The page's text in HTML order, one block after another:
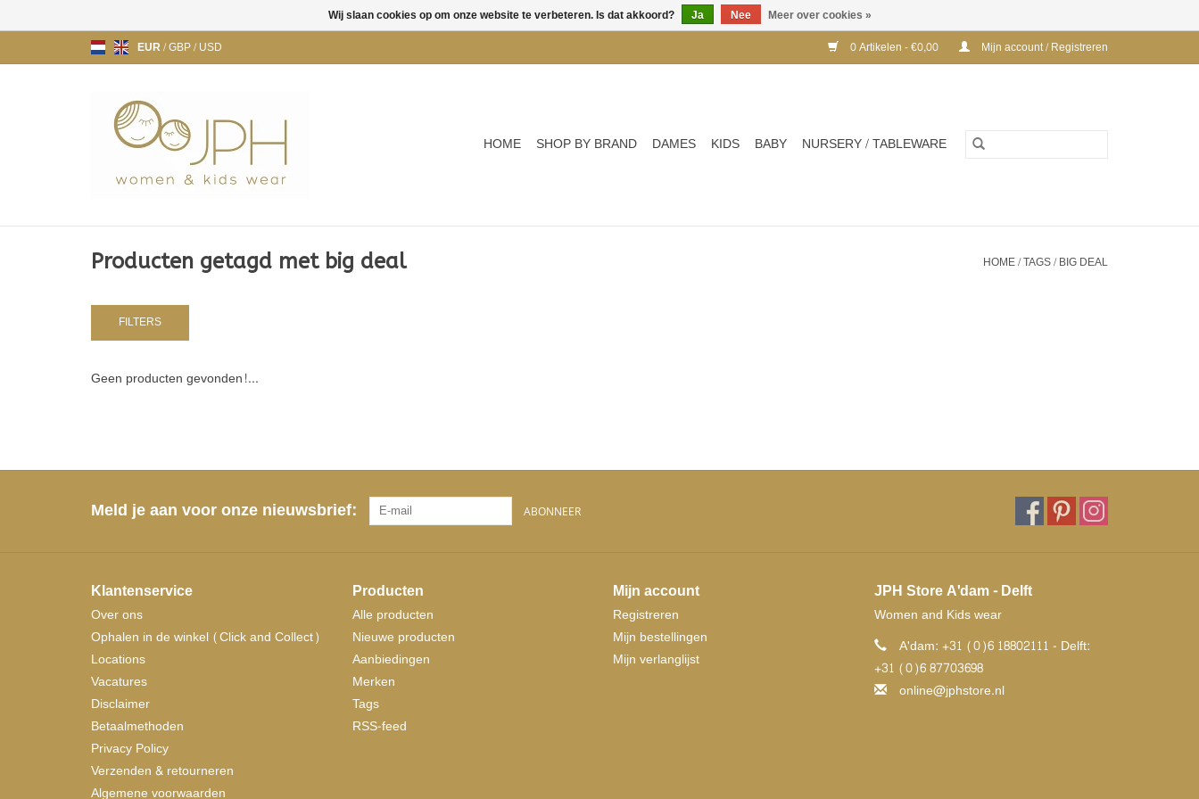
EUR/GBP/USD 0 Artikelen - €0,00 Mijn account / Registreren
HOME SHOP BY BRAND DAMES KIDS BABY NURSERY / TABLEWARE
Producten getagd met big deal HOME/TAGS/BIG DEAL
FILTERS
Geen producten gevonden!...
Meld je aan voor onze nieuwsbrief: ABONNEER
Klantenservice
Over ons
Ophalen in de winkel (Click and Collect)
Locations
Vacatures
Disclaimer
Betaalmethoden
Privacy Policy
Verzenden & retourneren
Algemene voorwaarden
Producten
Alle producten
Nieuwe producten
Aanbiedingen
Merken
Tags
RSS-feed
Mijn account
Registreren
Mijn bestellingen
Mijn verlanglijst
JPH Store A'dam - Delft
Women and Kids wear
A'dam: +31 (0)6 18802111 - Delft:
+31 (0)6 87703698
online@jphstore.nl
Wij slaan cookies op om onze website te verbeteren. Is dat akkoord? Ja Nee Meer over cookies »